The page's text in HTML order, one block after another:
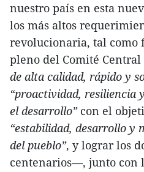
nuestro país en esta
los más altos
revolucionaria, tal como
pleno del Comité
de alta calidad, rápido y
“proactividad, resiliencia
el desarrollo” con el
“estabilidad, desarrollo y
del pueblo”, y lograr los
centenarios—, junto con